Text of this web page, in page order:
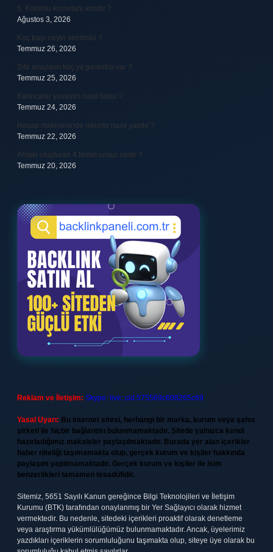
5. Kolordu komutanı kimdir ?
Ağustos 3, 2026
Koç başı neyin sembolü ?
Temmuz 26, 2026
Sıfır araçların kaç yıl garantisi var ?
Temmuz 25, 2026
Karıncalar yuvasını nasıl bulur ?
Temmuz 24, 2026
Hesap makinesinde iskonto nasıl yapılır ?
Temmuz 22, 2026
Ahlaki oluşturan 4 temel unsur nedir ?
Temmuz 20, 2026
Reklam ve İletişim: Skype: live:.cid.575569c608265c69
Yasal Uyarı: Bu internet sitesi, herhangi bir marka, kurum veya şahıs
şirketi ile hiçbir bağlantısı bulunmamaktadır. Sitede yalnızca kendi
hazırladığımız makaleler paylaşılmaktadır. Burada yer alan içerikler
haber niteliği taşımamakta olup, gerçek kurum ve kişiler hakkında
paylaşım yapılmamaktadır. Gerçek kurum ve kişiler ile isim
benzerlikleri tamamen tesadüfidir.
Sitemiz, 5651 Sayılı Kanun gereğince Bilgi Teknolojileri ve İletişim
Kurumu (BTK) tarafından onaylanmış bir Yer Sağlayıcı olarak hizmet
vermektedir. Bu nedenle, sitedeki içerikleri proaktif olarak denetleme
veya araştırma yükümlülüğümüz bulunmamaktadır. Ancak, üyelerimiz
yazdıkları içeriklerin sorumluluğunu taşımakta olup, siteye üye olarak bu